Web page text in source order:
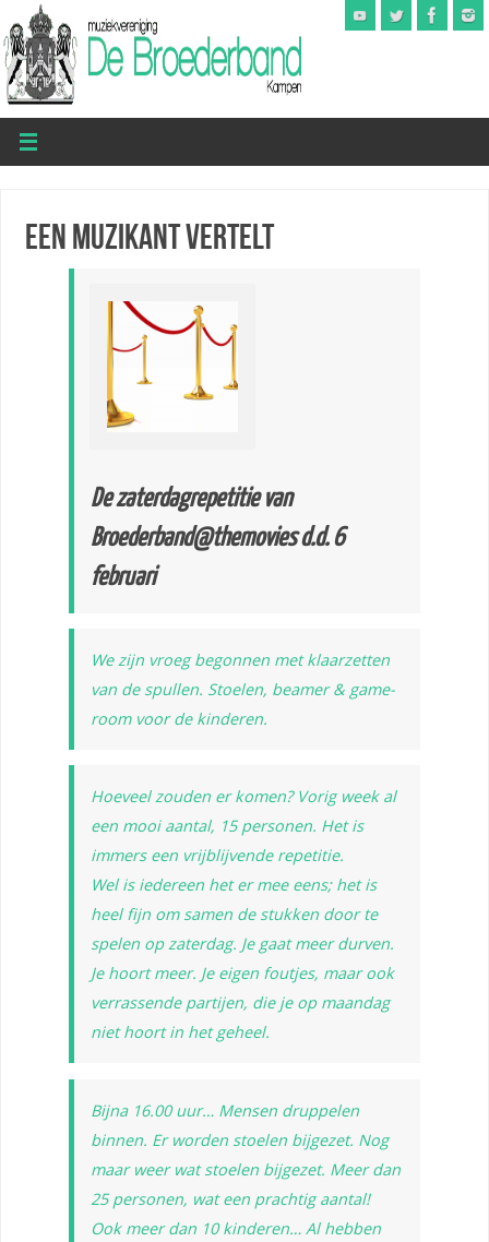
Een muzikant vertelt
De zaterdagrepetitie van
Broederband@themovies d.d. 6
februari
We zijn vroeg begonnen met klaarzetten
van de spullen. Stoelen, beamer & game-
room voor de kinderen.
Hoeveel zouden er komen? Vorig week al
een mooi aantal, 15 personen. Het is
immers een vrijblijvende repetitie.
Wel is iedereen het er mee eens; het is
heel fijn om samen de stukken door te
spelen op zaterdag. Je gaat meer durven.
Je hoort meer. Je eigen foutjes, maar ook
verrassende partijen, die je op maandag
niet hoort in het geheel.
Bijna 16.00 uur… Mensen druppelen
binnen. Er worden stoelen bijgezet. Nog
maar weer wat stoelen bijgezet. Meer dan
25 personen, wat een prachtig aantal!
Ook meer dan 10 kinderen… Al hebben